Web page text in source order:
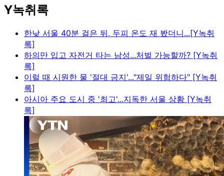
Y녹취록
한낮 서울 40분 걸은 뒤, 두피 온도 재 봤더니...[Y녹취
록]
하의만 입고 자전거 타는 남성...처벌 가능할까? [Y녹취
록]
이럴 때 시원한 물 '절대 금지'..."제일 위험하다" [Y녹취
록]
아시아 주요 도시 중 '최고'...지독한 서울 상황 [Y녹취
록]